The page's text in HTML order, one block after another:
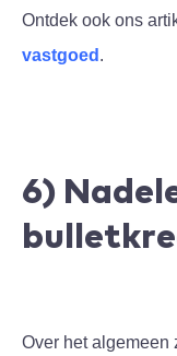
Ontdek ook ons
vastgoed .
6)
Over het algemeen